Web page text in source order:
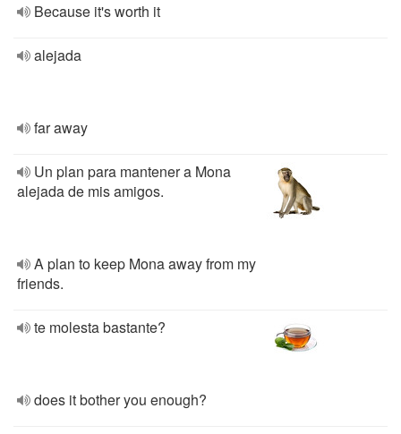
Because it's worth it
alejada
far away
Un plan para mantener a Mona
alejada de mis amigos.
A plan to keep Mona away from my
friends.
te molesta bastante?
does it bother you enough?